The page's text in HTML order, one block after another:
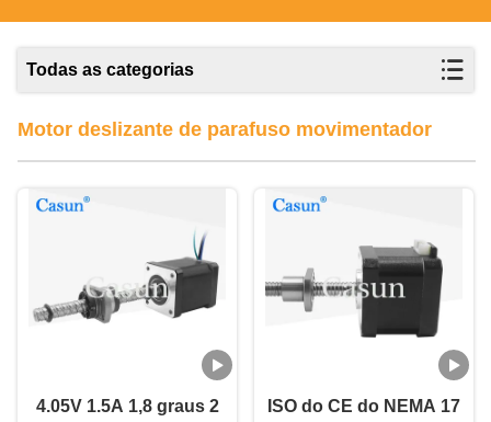
Todas as categorias
Motor deslizante de parafuso movimentador
4.05V 1.5A 1,8 graus 2
ISO do CE do NEMA 17